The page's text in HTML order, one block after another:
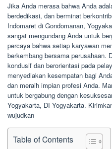
Jika Anda merasa bahwa Anda
berdedikasi, dan berminat
Indomaret di Gondomanan,
sangat mengundang Anda untuk
percaya bahwa setiap karyawan
berkembang bersama perusahaan.
kondusif dan berorientasi pada
menyediakan kesempatan bagi
dan meraih impian profesi Anda.
untuk bergabung dengan
Yogyakarta, DI Yogyakarta.
wujudkan
Table of Contents